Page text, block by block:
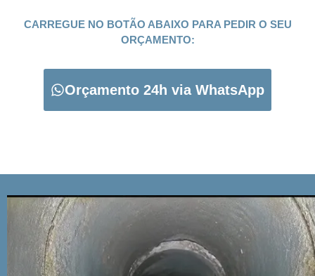
CARREGUE NO BOTÃO ABAIXO PARA PEDIR O SEU
ORÇAMENTO:
Orçamento 24h via WhatsApp